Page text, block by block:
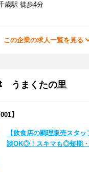
歳駅 徒歩4分
この企業の求人一覧を見る
うまくたの里
】
【飲食店の調理販売スタ
談OK◎！スキマも◎短期・